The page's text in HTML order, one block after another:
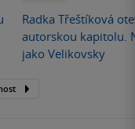
Radka Třeštíková
autorskou kapitolu.
jako Velikovsky